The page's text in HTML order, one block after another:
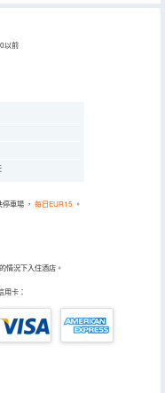
以前
停車場 ， 每日EUR15 。
情況下入住酒店。
用卡：